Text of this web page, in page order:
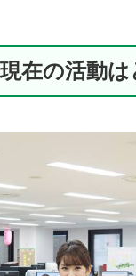
在の活動は